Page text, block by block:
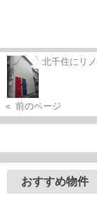
北千住にリ
＜ 前のページ
おすすめ物件